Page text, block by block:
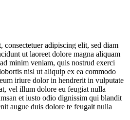
consectetuer adipiscing elit, sed diam
ut laoreet dolore magna aliquam
minim veniam, quis nostrud exerci
nisl ut aliquip ex ea commodo
iriure dolor in hendrerit in vulputate
vel illum dolore eu feugiat nulla
et iusto odio dignissim qui blandit
augue duis dolore te feugait nulla